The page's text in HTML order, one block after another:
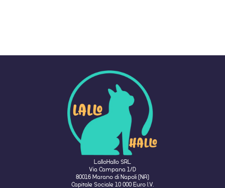
LalloHallo SRL
Via Campana 1/D
80016 Marano di Napoli (NA)
Capitale Sociale 10 000 Euro I.V.